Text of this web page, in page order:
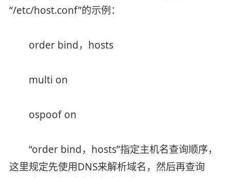
“/etc/host.conf”的示例：
order bind，hosts
multi on
ospoof on
“order bind，hosts”指定主机名查询顺序，
这里规定先使用DNS来解析域名，然后再查询